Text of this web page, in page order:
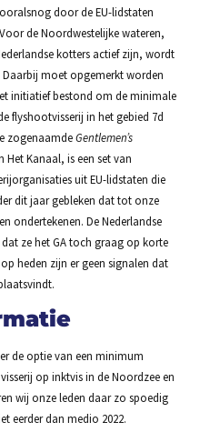
door de EU-lidstaten
de Noordwestelijke wateren,
kotters actief zijn, wordt
moet opgemerkt worden
initiatief bestond om de minimale
flyshootvisserij in het gebied 7d
zogenaamdeGentlemen’s
Kanaal, is een set van
uit EU-lidstaten die
dit jaar gebleken dat tot onze
ondertekenen. De Nederlandse
ze het GA toch graag op korte
heden zijn er geen signalen dat
de optie van een minimum
op inktvis in de Noordzee en
wij onze leden daar zo spoedig
eerder dan medio 2022.